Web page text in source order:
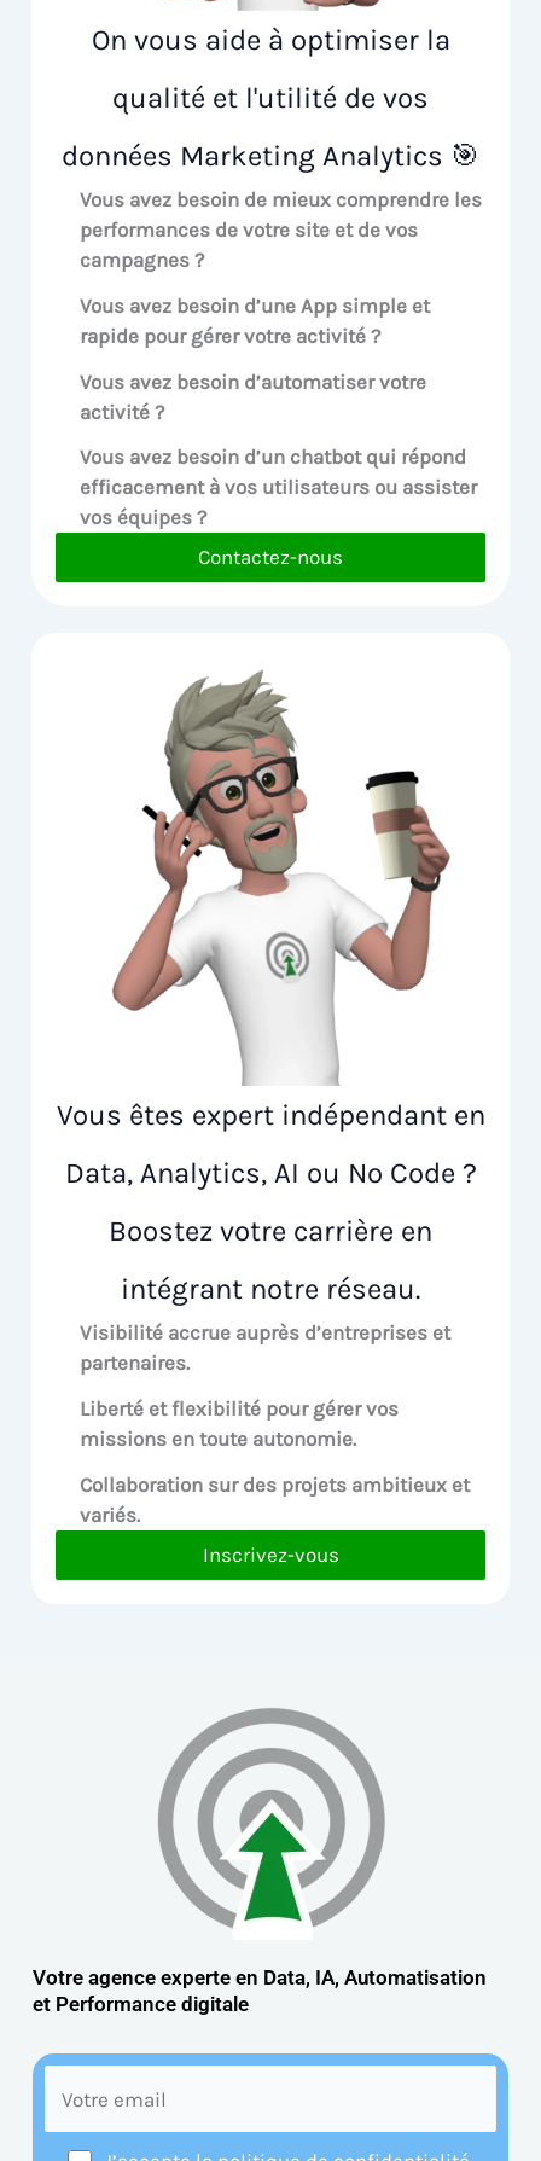
On vous aide à optimiser la
qualité et l'utilité de vos
données Marketing Analytics 🎯
Vous avez besoin de mieux comprendre les
performances de votre site et de vos
campagnes ?
Vous avez besoin d’une App simple et
rapide pour gérer votre activité ?
Vous avez besoin d’automatiser votre
activité ?
Vous avez besoin d’un chatbot qui répond
efficacement à vos utilisateurs ou assister
vos équipes ?
Contactez-nous
Vous êtes expert indépendant en
Data, Analytics, AI ou No Code ?
Boostez votre carrière en
intégrant notre réseau.
Visibilité accrue auprès d’entreprises et
partenaires.
Liberté et flexibilité pour gérer vos
missions en toute autonomie.
Collaboration sur des projets ambitieux et
variés.
Inscrivez-vous
Votre agence experte en Data, IA, Automatisation
et Performance digitale